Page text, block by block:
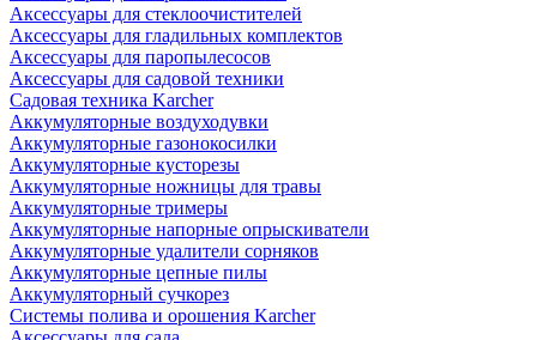
Аксессуары для стеклоочистителей
Аксессуары для гладильных комплектов
Аксессуары для паропылесосов
Аксессуары для садовой техники
Садовая техника Karcher
Аккумуляторные воздуходувки
Аккумуляторные газонокосилки
Аккумуляторные кусторезы
Аккумуляторные ножницы для травы
Аккумуляторные тримеры
Аккумуляторные напорные опрыскиватели
Аккумуляторные удалители сорняков
Аккумуляторные цепные пилы
Аккумуляторный сучкорез
Системы полива и орошения Karcher